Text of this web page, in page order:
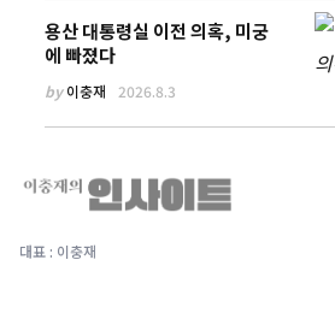
용산 대통령실 이전 의혹, 미궁
에 빠졌다
by이충재 2026.8.3
대표 : 이충재